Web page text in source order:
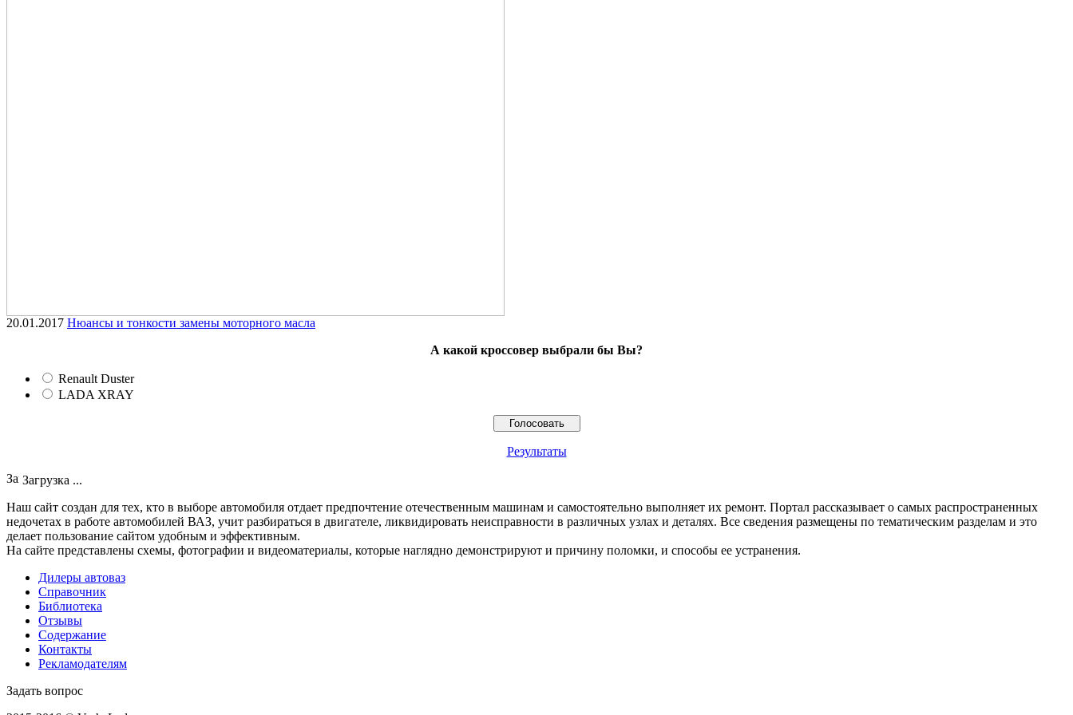
20.01.2017 Нюансы и тонкости замены моторного масла
А какой кроссовер выбрали бы Вы?
Renault Duster
LADA XRAY
Результаты
Загрузка ...
Наш сайт создан для тех, кто в выборе автомобиля отдает предпочтение отечественным машинам и самостоятельно выполняет их ремонт. Портал рассказывает о самых распространенных
недочетах в работе автомобилей ВАЗ, учит разбираться в двигателе, ликвидировать неисправности в различных узлах и деталях. Все сведения размещены по тематическим разделам и это
делает пользование сайтом удобным и эффективным.
На сайте представлены схемы, фотографии и видеоматериалы, которые наглядно демонстрируют и причину поломки, и способы ее устранения.
Дилеры автоваз
Справочник
Библиотека
Отзывы
Содержание
Контакты
Рекламодателям
Задать вопрос